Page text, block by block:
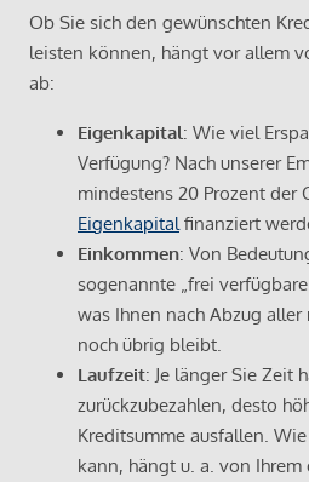
Ob Sie sich den gewünschten
leisten können, hängt vor allem
ab:
Eigenkapital: Wie viel
Verfügung? Nach unserer
mindestens 20 Prozent der
Eigenkapital finanziert
Einkommen: Von
sogenannte „frei
was Ihnen nach Abzug
noch übrig bleibt.
Laufzeit: Je länger Sie Zeit
zurückzubezahlen, desto
Kreditsumme ausfallen.
kann, hängt u. a. von